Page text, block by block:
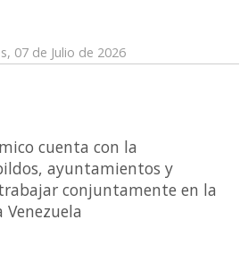
07 de Julio de 2026
cuenta con la
ayuntamientos y
conjuntamente en la